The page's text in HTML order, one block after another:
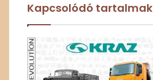
Kapcsolódó tartalmak